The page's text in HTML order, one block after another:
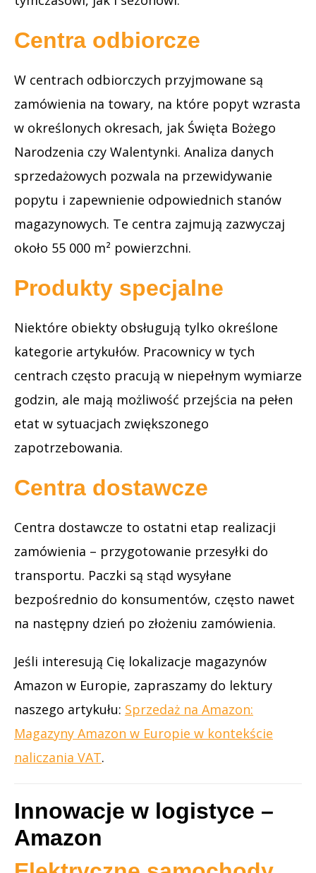
Centra odbiorcze
W centrach odbiorczych przyjmowane są
zamówienia na towary, na które popyt wzrasta
w określonych okresach, jak Święta Bożego
Narodzenia czy Walentynki. Analiza danych
sprzedażowych pozwala na przewidywanie
popytu i zapewnienie odpowiednich stanów
magazynowych. Te centra zajmują zazwyczaj
około 55 000 m² powierzchni.
Produkty specjalne
Niektóre obiekty obsługują tylko określone
kategorie artykułów. Pracownicy w tych
centrach często pracują w niepełnym wymiarze
godzin, ale mają możliwość przejścia na pełen
etat w sytuacjach zwiększonego
zapotrzebowania.
Centra dostawcze
Centra dostawcze to ostatni etap realizacji
zamówienia – przygotowanie przesyłki do
transportu. Paczki są stąd wysyłane
bezpośrednio do konsumentów, często nawet
na następny dzień po złożeniu zamówienia.
Jeśli interesują Cię lokalizacje magazynów
Amazon w Europie, zapraszamy do lektury
naszego artykułu: Sprzedaż na Amazon:
Magazyny Amazon w Europie w kontekście
naliczania VAT.
Innowacje w logistyce –
Amazon